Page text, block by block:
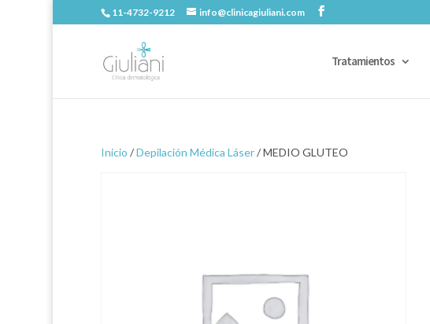
11-4732-9212 info@clinicagiuliani.com
Tratamientos
Inicio /Depilación Médica Láser/ MEDIO GLUTEO